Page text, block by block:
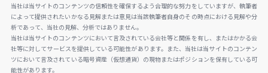
当社は当サイトのコンテンツの信頼性を確保するよう合理的な努力をしていますが、執筆者
によって提供されたいかなる見解または意見は当該執筆者自身のその時点における見解や分
析であって、当社の見解、分析ではありません。
当社は当サイトのコンテンツにおいて言及されている会社等と関係を有し、またはかかる会
社等に対してサービスを提供している可能性があります。また、当社は当サイトのコンテン
ツにおいて言及されている暗号資産（仮想通貨）の現物またはポジションを保有している可
能性があります。